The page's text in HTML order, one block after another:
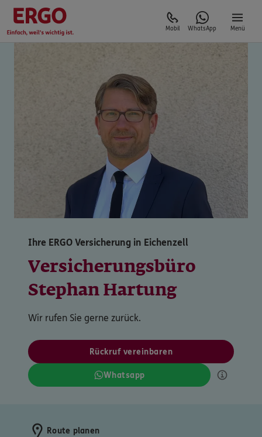
Mobil WhatsApp Menü
Ihre ERGO Versicherung in Eichenzell
Versicherungsbüro
Stephan Hartung
Wir rufen Sie gerne zurück.
Rückruf vereinbaren
Whatsapp
Route planen